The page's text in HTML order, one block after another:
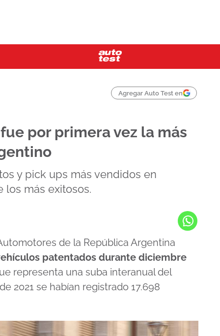
Agregar Auto Test en
por primera vez la más
y pick ups más vendidos en
los más exitosos.
de la República Argentina
patentados durante diciembre
representa una suba interanual del
2021 se habían registrado 17.698